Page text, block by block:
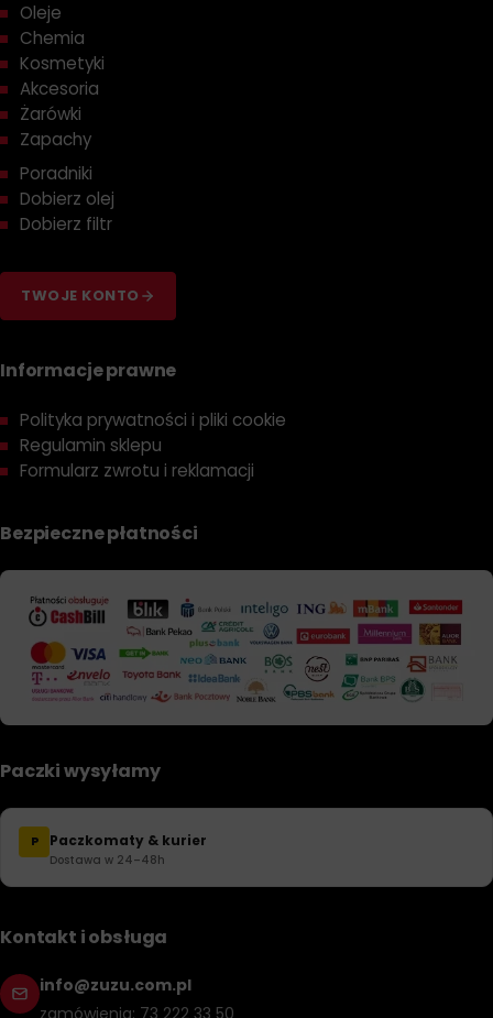
Oleje
Chemia
Kosmetyki
Akcesoria
Żarówki
Zapachy
Poradniki
Dobierz olej
Dobierz filtr
TWOJE KONTO
Informacje prawne
Polityka prywatności i pliki cookie
Regulamin sklepu
Formularz zwrotu i reklamacji
Bezpieczne płatności
Paczki wysyłamy
P Paczkomaty & kurier
Dostawa w 24–48h
Kontakt i obsługa
info@zuzu.com.pl
zamówienia: 73 222 33 50